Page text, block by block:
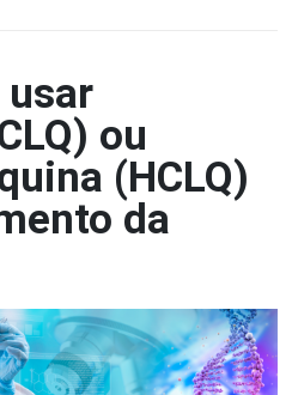
usar
ou
(HCLQ)
da